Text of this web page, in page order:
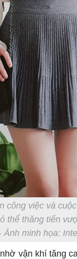
công việc và
thể thăng tiến
Ảnh minh họa:
vận khí tăng